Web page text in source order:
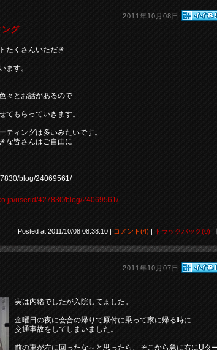
2011年10月08日
ング
たくさんいただき
ます。
々とお話があるので
てもらっていきます。
ティングは多いみたいです。
な皆さんはご自由に
blog/24069561/
userid/427830/blog/24069561/
Posted at 2011/10/08 08:38:10 | コメント(4) | トラックバック(0) |
2011年10月07日
実は内緒でしたが入院してました。
金曜日の夜に会合の帰りで原付に乗って家に帰る時に
交通事故をしてしまいました。
前の車が左に回ったな～と思ったら、そこから急に右にUタ